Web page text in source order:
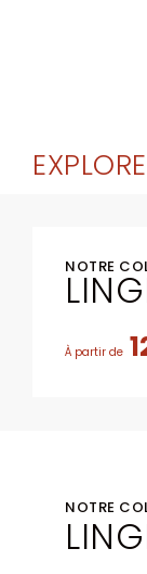
NOTRE
À partir de
NOTRE